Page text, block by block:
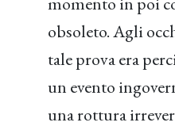
obsoleto. Agli
tale prova era
un evento
una rottura